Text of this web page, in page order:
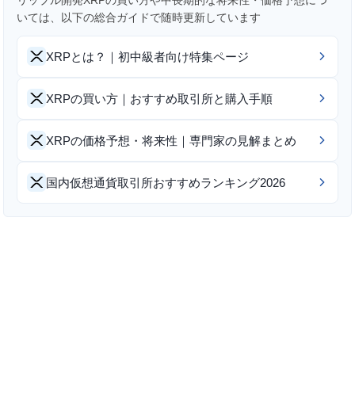
いては、以下の総合ガイドで随時更新しています
XRPとは？｜初中級者向け特集ページ
XRPの買い方｜おすすめ取引所と購入手順
XRPの価格予想・将来性｜専門家の見解まとめ
国内仮想通貨取引所おすすめランキング2026